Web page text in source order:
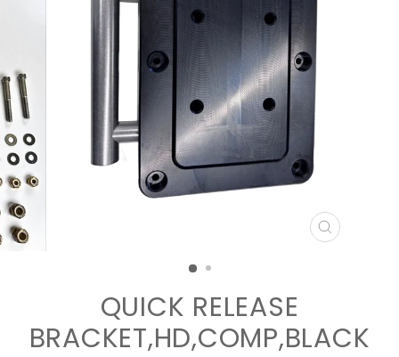
STÄNG
QUICK RELEASE
BRACKET,HD,COMP,BLACK